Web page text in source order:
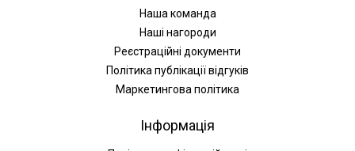
Наша команда
Наші нагороди
Реєстраційні документи
Політика публікації відгуків
Маркетингова політика
Інформація